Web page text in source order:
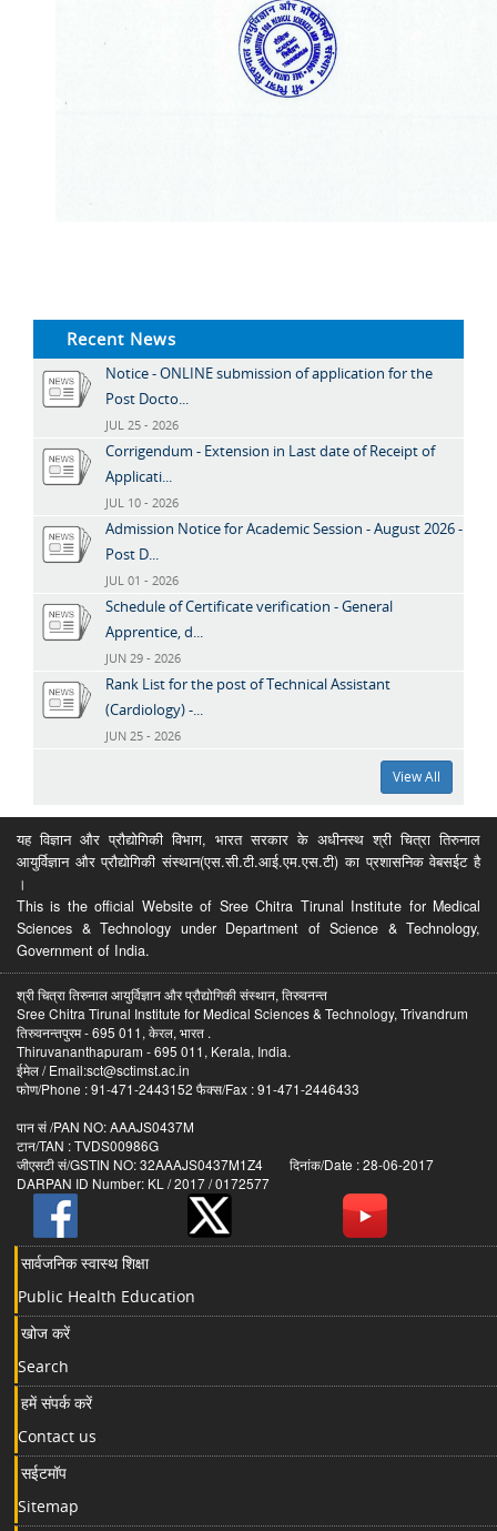
Recent News
Notice - ONLINE submission of application for the
Post Docto...
JUL 25 - 2026
Corrigendum - Extension in Last date of Receipt of
Applicati...
JUL 10 - 2026
Admission Notice for Academic Session - August 2026 -
Post D...
JUL 01 - 2026
Schedule of Certificate verification - General
Apprentice, d...
JUN 29 - 2026
Rank List for the post of Technical Assistant
(Cardiology) -...
JUN 25 - 2026
View All
यह विज्ञान और प्रौद्योगिकी विभाग, भारत सरकार के अधीनस्थ श्री चित्रा तिरुनाल
आयुर्विज्ञान और प्रौद्योगिकी संस्थान(एस.सी.टी.आई.एम.एस.टी) का प्रशासनिक वेबसईट है
।
This is the official Website of Sree Chitra Tirunal Institute for Medical
Sciences & Technology under Department of Science & Technology,
Government of India.
श्री चित्रा तिरुनाल आयुर्विज्ञान और प्रौद्योगिकी संस्थान, तिरुवनन्त
Sree Chitra Tirunal Institute for Medical Sciences & Technology, Trivandrum
तिरुवनन्तपुरम - 695 011, केरल, भारत .
Thiruvananthapuram - 695 011, Kerala, India.
ईमेल / Email:sct@sctimst.ac.in
फोण/Phone : 91-471-2443152 फैक्स/Fax : 91-471-2446433
पान सं /PAN NO: AAAJS0437M
टान/TAN : TVDS00986G
जीएसटी सं/GSTIN NO: 32AAAJS0437M1Z4 दिनांक/Date : 28-06-2017
DARPAN ID Number: KL / 2017 / 0172577
सार्वजनिक स्वास्थ शिक्षा
Public Health Education
खोज करें
Search
हमें संपर्क करें
Contact us
सईटमॉप
Sitemap